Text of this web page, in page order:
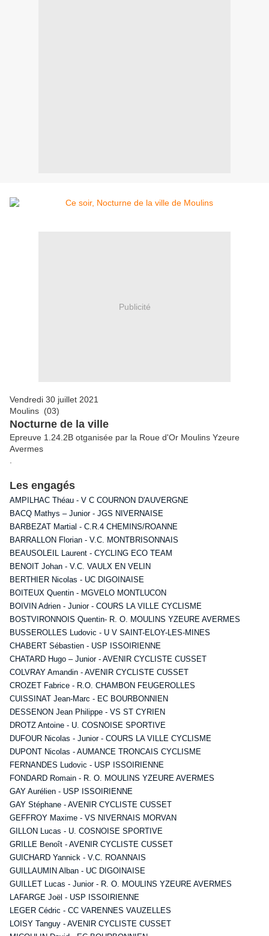
Publicité
Vendredi 30 juillet 2021
Moulins (03)
Nocturne de la ville
Epreuve 1.24.2B otganisée par la Roue d'Or Moulins Yzeure
Avermes
Les engagés
AMPILHAC Théau - V C COURNON D'AUVERGNE
BACQ Mathys – Junior - JGS NIVERNAISE
BARBEZAT Martial - C.R.4 CHEMINS/ROANNE
BARRALLON Florian - V.C. MONTBRISONNAIS
BEAUSOLEIL Laurent - CYCLING ECO TEAM
BENOIT Johan - V.C. VAULX EN VELIN
BERTHIER Nicolas - UC DIGOINAISE
BOITEUX Quentin - MGVELO MONTLUCON
BOIVIN Adrien - Junior - COURS LA VILLE CYCLISME
BOSTVIRONNOIS Quentin- R. O. MOULINS YZEURE AVERMES
BUSSEROLLES Ludovic - U V SAINT-ELOY-LES-MINES
CHABERT Sébastien - USP ISSOIRIENNE
CHATARD Hugo – Junior - AVENIR CYCLISTE CUSSET
COLVRAY Amandin - AVENIR CYCLISTE CUSSET
CROZET Fabrice - R.O. CHAMBON FEUGEROLLES
CUISSINAT Jean-Marc - EC BOURBONNIEN
DESSENON Jean Philippe - VS ST CYRIEN
DROTZ Antoine - U. COSNOISE SPORTIVE
DUFOUR Nicolas - Junior - COURS LA VILLE CYCLISME
DUPONT Nicolas - AUMANCE TRONCAIS CYCLISME
FERNANDES Ludovic - USP ISSOIRIENNE
FONDARD Romain - R. O. MOULINS YZEURE AVERMES
GAY Aurélien - USP ISSOIRIENNE
GAY Stéphane - AVENIR CYCLISTE CUSSET
GEFFROY Maxime - VS NIVERNAIS MORVAN
GILLON Lucas - U. COSNOISE SPORTIVE
GRILLE Benoît - AVENIR CYCLISTE CUSSET
GUICHARD Yannick - V.C. ROANNAIS
GUILLAUMIN Alban - UC DIGOINAISE
GUILLET Lucas - Junior - R. O. MOULINS YZEURE AVERMES
LAFARGE Joël - USP ISSOIRIENNE
LEGER Cédric - CC VARENNES VAUZELLES
LOISY Tanguy - AVENIR CYCLISTE CUSSET